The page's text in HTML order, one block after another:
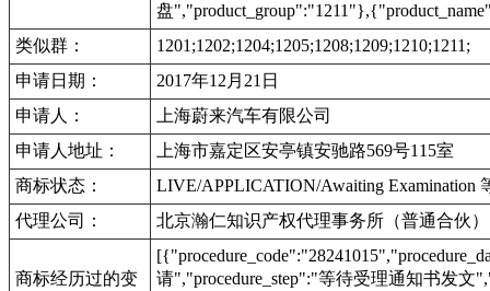
盘
类似群：
1201;1202;1204;1205;1208;1209;1210;1211;
申请日期：
2017年12月21日
申请人：
上海蔚来汽车有限公司
申请人地址：
上海市嘉定区安亭镇安驰路569号115室
商标状态：
LIVE/APPLICATION/Awaiting Examination
代理公司：
北京瀚仁知识产权代理事务所（普通合伙）
商标经历过的变
请","procedure_step":"等待受理通知书发文